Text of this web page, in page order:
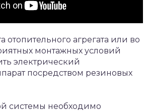
отопительного агрегата или во
монтажных условий
электрический
посредством резиновых
системы необходимо